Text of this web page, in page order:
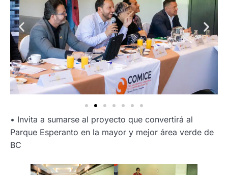
•⁠ ⁠Invita a sumarse al proyecto que convertirá al
Parque Esperanto en la mayor y mejor área verde de
BC